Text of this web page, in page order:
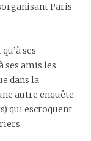
Paris
ses
ses amis les
dans la
autre enquête,
qui escroquent